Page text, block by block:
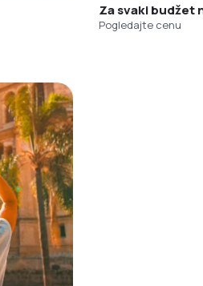
Za svaki budžet
Pogledajte cenu